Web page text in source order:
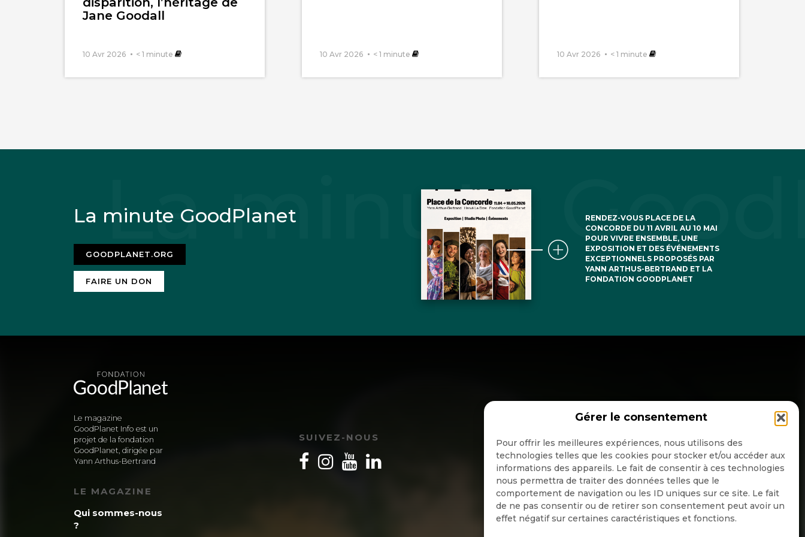
Gérer le consentement
Pour offrir les meilleures expériences, nous utilisons des
technologies telles que les cookies pour stocker et/ou accéder aux
informations des appareils. Le fait de consentir à ces technologies
nous permettra de traiter des données telles que le
comportement de navigation ou les ID uniques sur ce site. Le fait
de ne pas consentir ou de retirer son consentement peut avoir un
effet négatif sur certaines caractéristiques et fonctions.
Jane Goodall
10 Avr 2026 < 1 minute 10 Avr 2026 < 1 minute 10 Avr 2026 < 1 minute
La minute GoodPlanet
GOODPLANET.ORG
FAIRE UN DON
RENDEZ-VOUS PLACE DE LA
CONCORDE DU 11 AVRIL AU 10 MAI
POUR VIVRE ENSEMBLE, UNE
EXPOSITION ET DES ÉVÉNEMENTS
EXCEPTIONNELS PROPOSÉS PAR
YANN ARTHUS-BERTRAND ET LA
FONDATION GOODPLANET
Le magazine
GoodPlanet Info est un
projet de la fondation
GoodPlanet, dirigée par
Yann Arthus-Bertrand
LE MAGAZINE
Qui sommes-nous
?
SUIVEZ-NOUS
INSCRIPTION NEWSLETTER
Quotidienne
Hebdo